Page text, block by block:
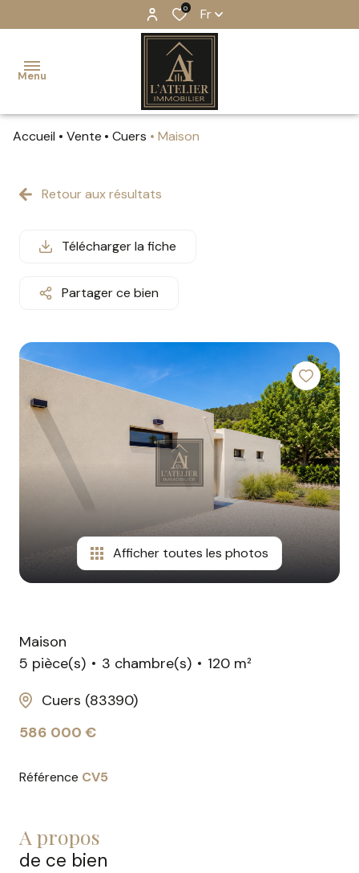
0 Fr
Menu
ventes
contact
Accueil Vente Cuers Maison
Retour aux résultats
Télécharger la fiche
Partager ce bien
Afficher toutes les photos
Maison
5 pièce(s)
3 chambre(s)
120 m²
Cuers (83390)
586 000 €
Référence CV5
a propos
de ce bien